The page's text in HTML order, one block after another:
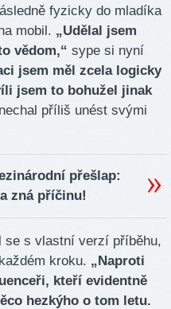
fyzicky do mladíka
mobil. „Udělal jsem
vědom,“ sype si nyní
jsem měl zcela logicky
jsem to bohužel jinak
příliš unést svými
přešlap:
zná příčinu!
se s vlastní verzí příběhu,
kroku. „Naproti
kteří evidentně
hezkýho o tom letu.